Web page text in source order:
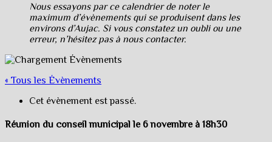
Nous essayons par ce calendrier de noter le
maximum d’évènements qui se produisent dans les
environs d’Aujac. Si vous constatez un oubli ou une
erreur, n’hésitez pas à nous contacter.
« Tous les Évènements
Cet évènement est passé.
Réunion du conseil municipal le 6 novembre à 18h30